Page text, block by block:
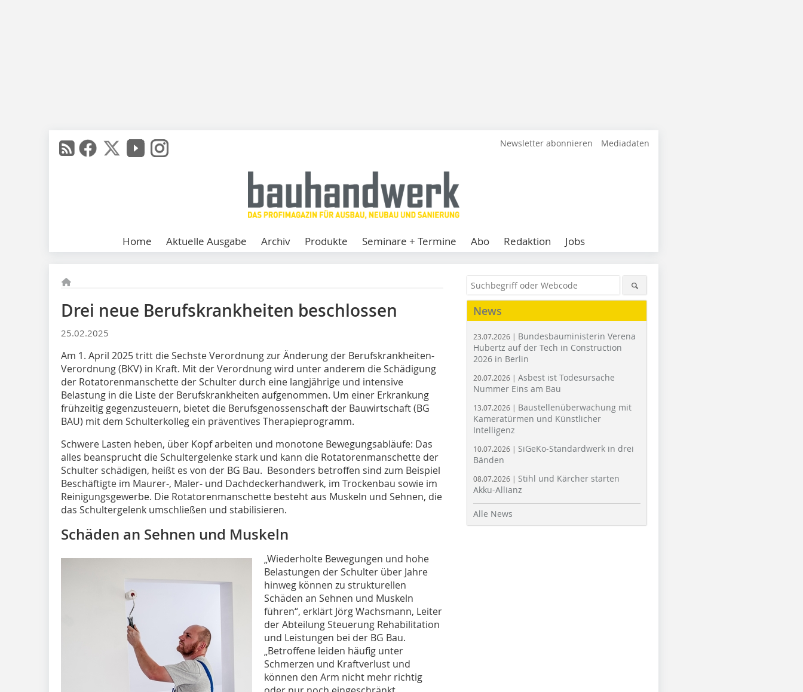
Newsletter abonnieren Mediadaten
Home Aktuelle Ausgabe Archiv Produkte Seminare + Termine Abo Redaktion Jobs
Drei neue Berufskrankheiten beschlossen
25.02.2025
Am 1. April 2025 tritt die Sechste Verordnung zur Änderung der Berufskrankheiten-
Verordnung (BKV) in Kraft. Mit der Verordnung wird unter anderem die Schädigung
der Rotatorenmanschette der Schulter durch eine langjährige und intensive
Belastung in die Liste der Berufskrankheiten aufgenommen. Um einer Erkrankung
frühzeitig gegenzusteuern, bietet die Berufsgenossenschaft der Bauwirtschaft (BG
BAU) mit dem Schulterkolleg ein präventives Therapieprogramm.
Schwere Lasten heben, über Kopf arbeiten und monotone Bewegungsabläufe: Das
alles beansprucht die Schultergelenke stark und kann die Rotatorenmanschette der
Schulter schädigen, heißt es von der BG Bau. Besonders betroffen sind zum Beispiel
Beschäftigte im Maurer-, Maler- und Dachdeckerhandwerk, im Trockenbau sowie im
Reinigungsgewerbe. Die Rotatorenmanschette besteht aus Muskeln und Sehnen, die
das Schultergelenk umschließen und stabilisieren.
Schäden an Sehnen und Muskeln
„Wiederholte Bewegungen und hohe
Belastungen der Schulter über Jahre
hinweg können zu strukturellen
Schäden an Sehnen und Muskeln
führen“, erklärt Jörg Wachsmann, Leiter
der Abteilung Steuerung Rehabilitation
und Leistungen bei der BG Bau.
„Betroffene leiden häufig unter
Schmerzen und Kraftverlust und
können den Arm nicht mehr richtig
News
23.07.2026 | Bundesbauministerin Verena
Hubertz auf der Tech in Construction
2026 in Berlin
20.07.2026 | Asbest ist Todesursache
Nummer Eins am Bau
13.07.2026 | Baustellenüberwachung mit
Kameratürmen und Künstlicher
Intelligenz
10.07.2026 | SiGeKo-Standardwerk in drei
Bänden
08.07.2026 | Stihl und Kärcher starten
Akku-Allianz
Alle News